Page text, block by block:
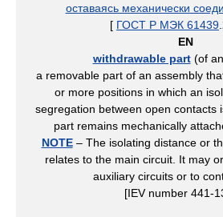
оставаясь механически
[ ГОСТ Р МЭК 61439
EN
withdrawable part(of
a removable part of an assembly
or more positions in which an
segregation between open contacts
part remains mechanically
NOTE– The isolating distance or
relates to the main circuit. It may
auxiliary circuits or to
[IEV number 441-